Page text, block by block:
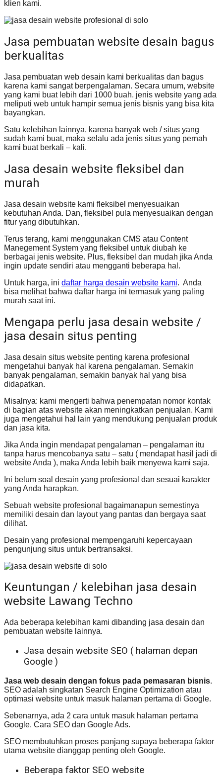
klien kami.
Jasa pembuatan website desain bagus
berkualitas
Jasa pembuatan web desain kami berkualitas dan bagus
karena kami sangat berpengalaman. Secara umum, website
yang kami buat lebih dari 1000 buah. jenis website yang ada
meliputi web untuk hampir semua jenis bisnis yang bisa kita
bayangkan.
Satu kelebihan lainnya, karena banyak web / situs yang
sudah kami buat, maka selalu ada jenis situs yang pernah
kami buat berkali – kali.
Jasa desain website fleksibel dan
murah
Jasa desain website kami fleksibel menyesuaikan
kebutuhan Anda. Dan, fleksibel pula menyesuaikan dengan
fitur yang dibutuhkan.
Terus terang, kami menggunakan CMS atau Content
Manegement System yang fleksibel untuk diubah ke
berbagai jenis website. Plus, fleksibel dan mudah jika Anda
ingin update sendiri atau mengganti beberapa hal.
Untuk harga, ini daftar harga desain website kami. Anda
bisa melihat bahwa daftar harga ini termasuk yang paling
murah saat ini.
Mengapa perlu jasa desain website /
jasa desain situs penting
Jasa desain situs website penting karena profesional
mengetahui banyak hal karena pengalaman. Semakin
banyak pengalaman, semakin banyak hal yang bisa
didapatkan.
Misalnya: kami mengerti bahwa penempatan nomor kontak
di bagian atas website akan meningkatkan penjualan. Kami
juga mengetahui hal lain yang mendukung penjualan produk
dan jasa kita.
Jika Anda ingin mendapat pengalaman – pengalaman itu
tanpa harus mencobanya satu – satu ( mendapat hasil jadi di
website Anda ), maka Anda lebih baik menyewa kami saja.
Ini belum soal desain yang profesional dan sesuai karakter
yang Anda harapkan.
Sebuah website profesional bagaimanapun semestinya
memiliki desain dan layout yang pantas dan bergaya saat
dilihat.
Desain yang profesional mempengaruhi kepercayaan
pengunjung situs untuk bertransaksi.
Keuntungan / kelebihan jasa desain
website Lawang Techno
Ada beberapa kelebihan kami dibanding jasa desain dan
pembuatan website lainnya.
Jasa desain website SEO ( halaman depan
Google )
Jasa web desain dengan fokus pada pemasaran bisnis.
SEO adalah singkatan Search Engine Optimization atau
optimasi website untuk masuk halaman pertama di Google.
Sebenarnya, ada 2 cara untuk masuk halaman pertama
Google. Cara SEO dan Google Ads.
SEO membutuhkan proses panjang supaya beberapa faktor
utama website dianggap penting oleh Google.
Beberapa faktor SEO website